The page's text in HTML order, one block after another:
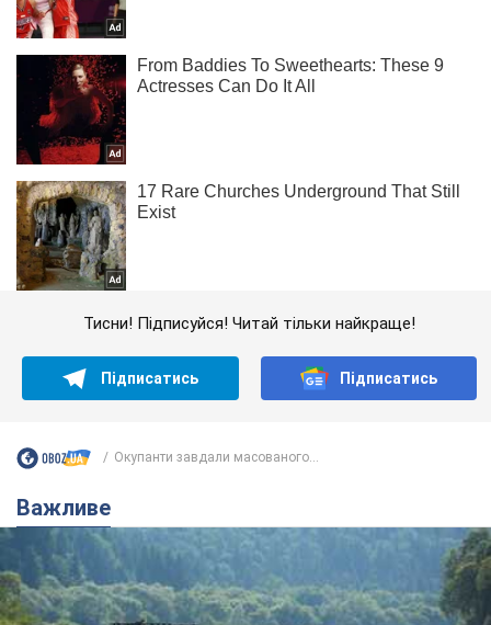
Тисни! Підписуйся! Читай тільки найкраще!
Підписатись Підписатись
Окупанти завдали масованого...
Важливе